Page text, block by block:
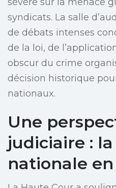
syndicats. La salle
de débats intenses
de la loi, de
obscur du crime
décision historique
nationaux.
Une
judiciaire :
nationale